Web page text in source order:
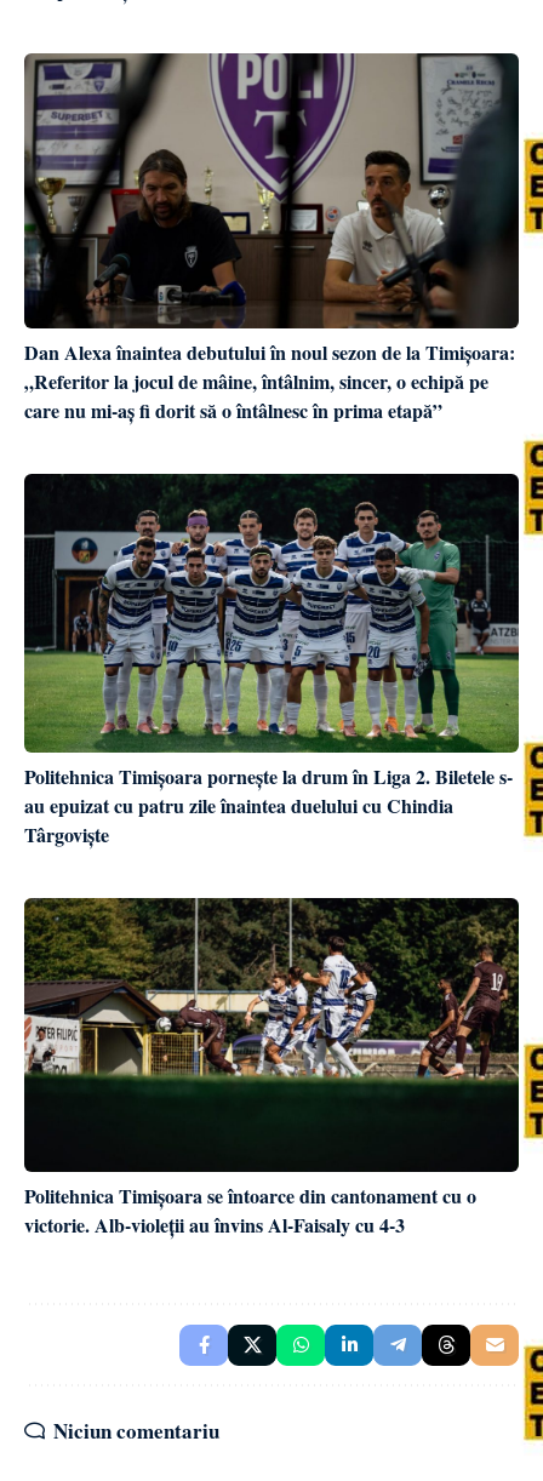
Dan Alexa înaintea debutului în noul sezon de la Timișoara:
„Referitor la jocul de mâine, întâlnim, sincer, o echipă pe
care nu mi-aș fi dorit să o întâlnesc în prima etapă”
Politehnica Timișoara pornește la drum în Liga 2. Biletele s-
au epuizat cu patru zile înaintea duelului cu Chindia
Târgoviște
Politehnica Timișoara se întoarce din cantonament cu o
victorie. Alb-violeții au învins Al-Faisaly cu 4-3
Niciun comentariu